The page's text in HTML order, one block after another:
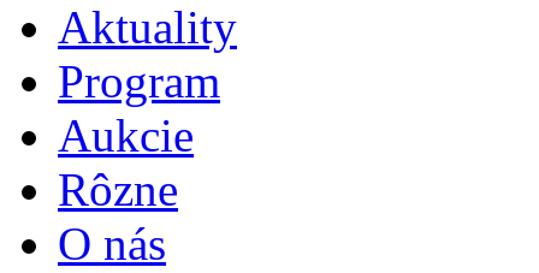
Aktuality
Program
Aukcie
Rôzne
O nás